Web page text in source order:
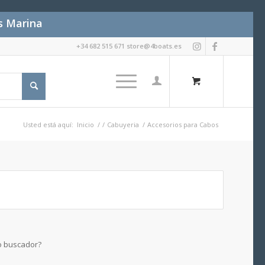
Marina
+34 682 515 671 store@4boats.es
Usted está aquí: Inicio / / Cabuyeria / Accesorios para Cabos
buscador?